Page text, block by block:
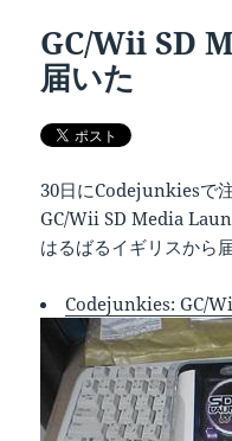
GC/Wii SD
届いた
30日にCodejunkiesで
GC/Wii SD Media
はるばるイギリスから
Codejunkies: GC/